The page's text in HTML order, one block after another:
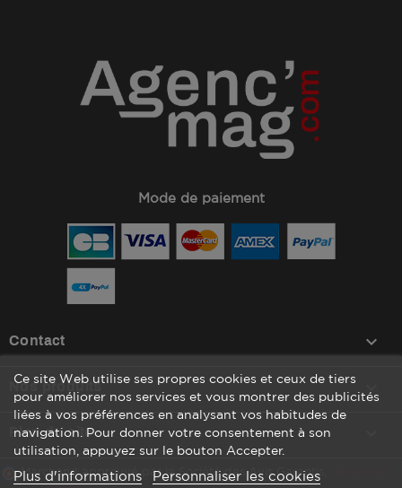
Mode de paiement
Contact keyboard_arrow_down
Nos produits 
Plan du site
Marchand approuvé par la Société des Avis Garantis,
Ce site Web utilise ses propres cookies et ceux de tiers
pour améliorer nos services et vous montrer des publicités
liées à vos préférences en analysant vos habitudes de
navigation. Pour donner votre consentement à son
utilisation, appuyez sur le bouton Accepter.
Plus d'informations Personnaliser les cookies